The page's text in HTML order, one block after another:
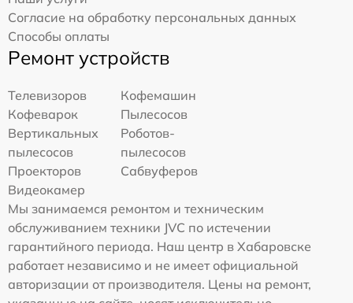
Согласие на обработку персональных данных
Способы оплаты
Ремонт устройств
Телевизоров
Кофемашин
Кофеварок
Пылесосов
Вертикальных
пылесосов
Роботов-
пылесосов
Проекторов
Сабвуферов
Видеокамер
Мы занимаемся ремонтом и техническим
обслуживанием техники JVC по истечении
гарантийного периода. Наш центр в Хабаровске
работает независимо и не имеет официальной
авторизации от производителя. Цены на ремонт,